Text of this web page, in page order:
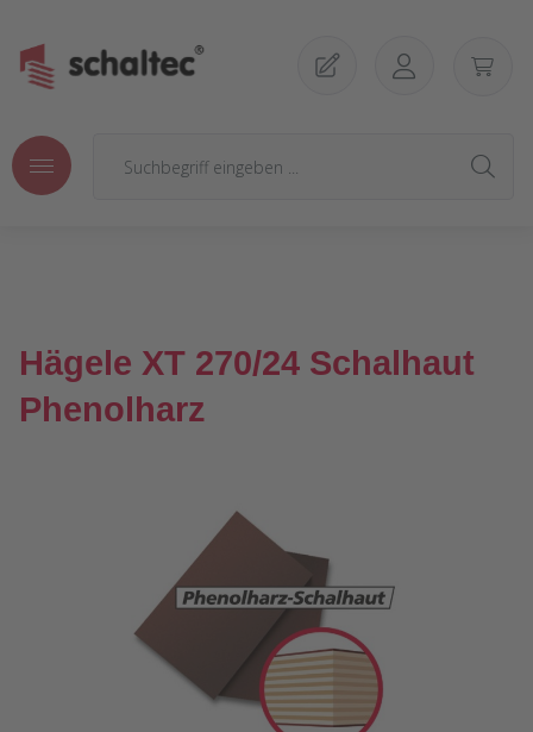
Hägele XT 270/24 Schalhaut
Phenolharz
Bildergalerie überspringen